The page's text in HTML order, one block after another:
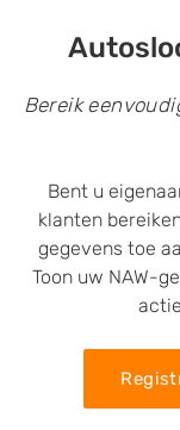
Bereik
Bent u
klanten
gegevens toe
Toon uw NAW-